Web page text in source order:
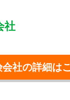
社
社の詳細は